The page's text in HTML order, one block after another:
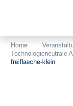
Home
Technologieneutrale
freiflaeche-klein